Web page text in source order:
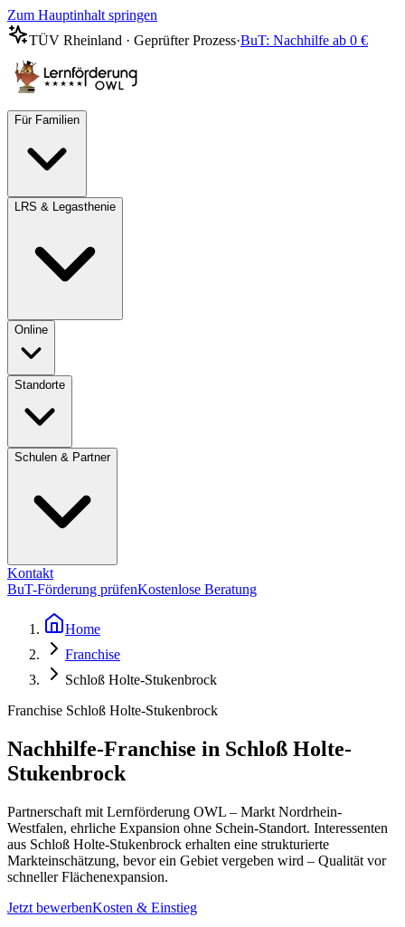
Zum Hauptinhalt springen
TÜV Rheinland · Geprüfter Prozess·BuT: Nachhilfe ab 0 €
Für Familien
LRS & Legasthenie
Online
Standorte
Schulen & Partner
Kontakt
BuT-Förderung prüfenKostenlose Beratung
Home
Franchise
Schloß Holte-Stukenbrock
Franchise Schloß Holte-Stukenbrock
Nachhilfe-Franchise in Schloß Holte-
Stukenbrock
Partnerschaft mit Lernförderung OWL – Markt Nordrhein-
Westfalen, ehrliche Expansion ohne Schein-Standort. Interessenten
aus Schloß Holte-Stukenbrock erhalten eine strukturierte
Markteinschätzung, bevor ein Gebiet vergeben wird – Qualität vor
schneller Flächenexpansion.
Jetzt bewerbenKosten & Einstieg